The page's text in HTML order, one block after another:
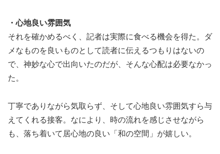
・心地良い雰囲気
それを確かめるべく、記者は実際に食べる機会を得た。ダ
メなものを良いものとして読者に伝えるつもりはないの
で、神妙な心で出向いたのだが、そんな心配は必要なかっ
た。
丁寧でありながら気取らず、そして心地良い雰囲気すら与
えてくれる接客。なにより、時の流れを感じさせながら
も、落ち着いて居心地の良い「和の空間」が嬉しい。